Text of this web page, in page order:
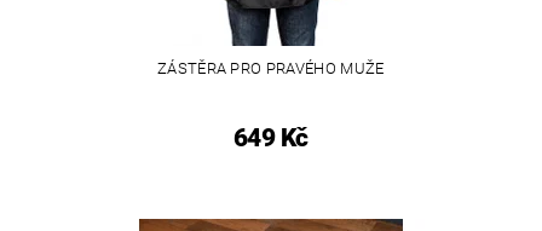
ZÁSTĚRA PRO PRAVÉHO MUŽE
649 Kč